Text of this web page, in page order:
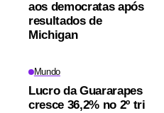
aos democratas após
resultados de
Michigan
Mundo
Lucro da Guararapes
cresce 36,2% no 2º tri